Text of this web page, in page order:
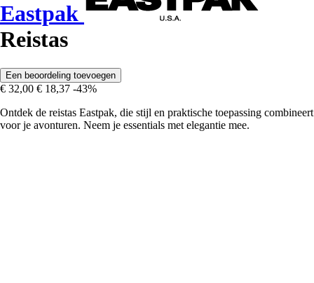
Eastpak
Reistas
Een beoordeling toevoegen
€ 32,00 € 18,37 -43%
Ontdek de reistas Eastpak, die stijl en praktische toepassing combineert
voor je avonturen. Neem je essentials met elegantie mee.